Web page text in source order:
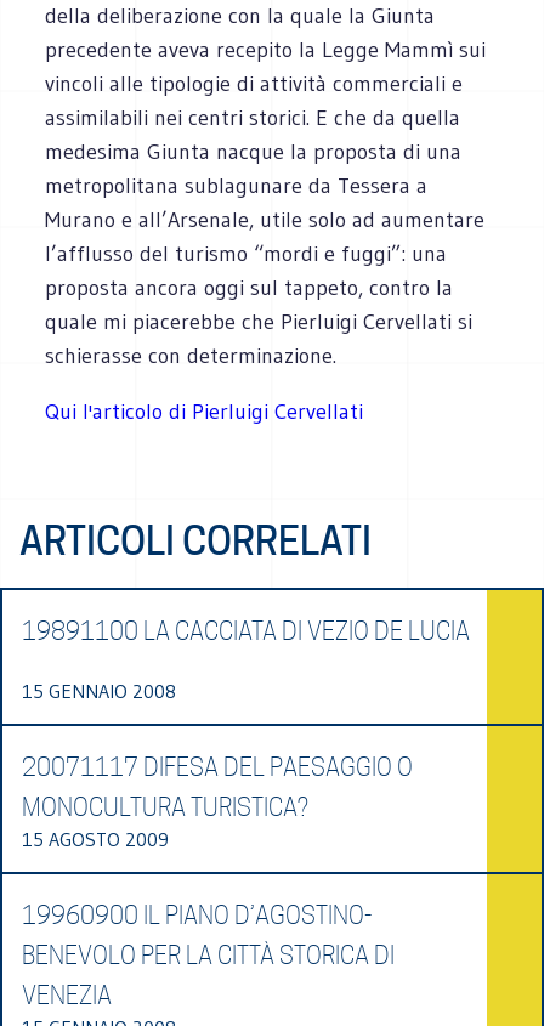
della deliberazione con la quale la Giunta
precedente aveva recepito la Legge Mammì sui
vincoli alle tipologie di attività commerciali e
assimilabili nei centri storici. E che da quella
medesima Giunta nacque la proposta di una
metropolitana sublagunare da Tessera a
Murano e all’Arsenale, utile solo ad aumentare
l’afflusso del turismo “mordi e fuggi”: una
proposta ancora oggi sul tappeto, contro la
quale mi piacerebbe che Pierluigi Cervellati si
schierasse con determinazione.
Qui l'articolo di Pierluigi Cervellati
ARTICOLI CORRELATI
19891100 LA CACCIATA DI VEZIO DE LUCIA
15 GENNAIO 2008
20071117 DIFESA DEL PAESAGGIO O
MONOCULTURA TURISTICA?
15 AGOSTO 2009
19960900 IL PIANO D’AGOSTINO-
BENEVOLO PER LA CITTÀ STORICA DI
VENEZIA